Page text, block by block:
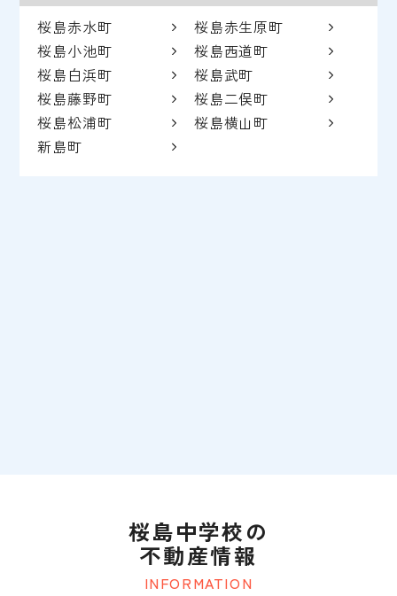
桜島赤水町
桜島赤生原町
桜島小池町
桜島西道町
桜島白浜町
桜島武町
桜島藤野町
桜島二俣町
桜島松浦町
桜島横山町
新島町
INFORMATION
桜島中学校の
不動産情報